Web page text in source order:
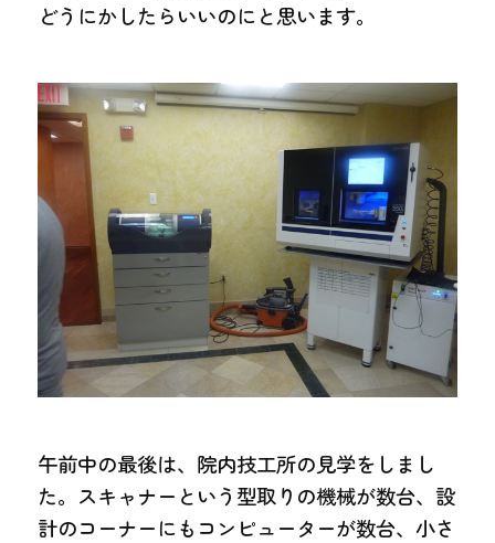
どうにかしたらいいのにと思います。
午前中の最後は、院内技工所の見学をしまし
た。スキャナーという型取りの機械が数台、設
計のコーナーにもコンピューターが数台、小さ